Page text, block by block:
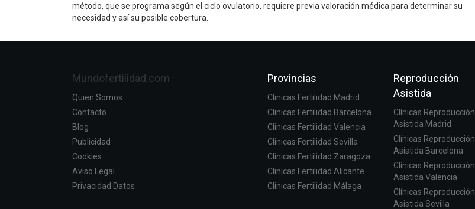
método, que se programa según el ciclo ovulatorio, requiere previa valoración médica para determinar su
necesidad y así su posible cobertura.
Mundofertilidad.com
Quien Somos
Contacto
Blog
Publicidad
Cookies
Aviso Legal
Privacidad Datos
Provincias
Clinicas Fertilidad Madrid
Clinicas Fertilidad Barcelona
Clinicas Fertilidad Valencia
Clinicas Fertilidad Sevilla
Clinicas Fertilidad Zaragoza
Clinicas Fertilidad Alicante
Clinicas Fertilidad Málaga
Reproducción
Asistida
Clínicas Reproducción
Asistida Madrid
Clínicas Reproducción
Asistida Barcelona
Clínicas Reproducción
Asistida Valencia
Clínicas Reproducción
Asistida Sevilla